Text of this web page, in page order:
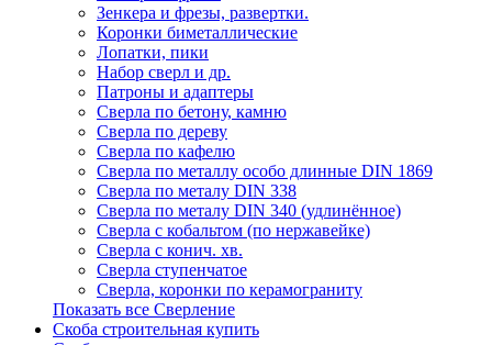
Зенкера и фрезы, развертки.
Коронки биметаллические
Лопатки, пики
Набор сверл и др.
Патроны и адаптеры
Сверла по бетону, камню
Сверла по дереву
Сверла по кафелю
Сверла по металлу особо длинные DIN 1869
Сверла по металу DIN 338
Сверла по металу DIN 340 (удлинённое)
Сверла с кобальтом (по нержавейке)
Сверла с конич. хв.
Сверла ступенчатое
Сверла, коронки по керамограниту
Показать все Сверление
Скоба строительная купить